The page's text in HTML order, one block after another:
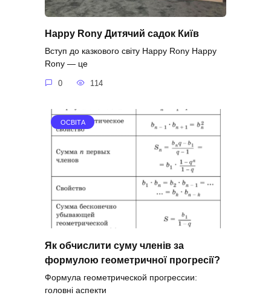
Happy Rony Дитячий садок Київ
Вступ до казкового світу Happy Rony Happy
Rony — це
0 114
ОСВІТА
Як обчислити суму членів за
формулою геометричної прогресії?
Формула геометрической прогрессии:
головні аспекти